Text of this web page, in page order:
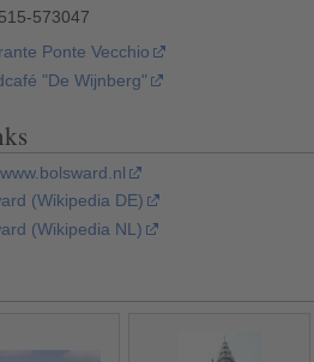
573047‎
Ponte Vecchio
"De Wijnberg"
(Wikipedia DE)
(Wikipedia NL)